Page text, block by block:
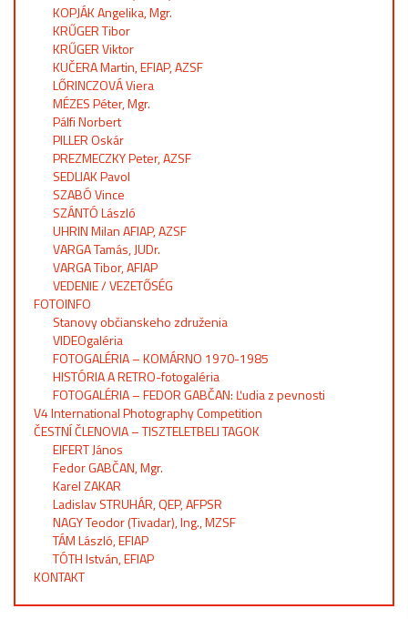
KOPJÁK Angelika, Mgr.
KRŰGER Tibor
KRŰGER Viktor
KUČERA Martin, EFIAP, AZSF
LŐRINCZOVÁ Viera
MÉZES Péter, Mgr.
Pálfi Norbert
PILLER Oskár
PREZMECZKY Peter, AZSF
SEDLIAK Pavol
SZABÓ Vince
SZÁNTÓ László
UHRIN Milan AFIAP, AZSF
VARGA Tamás, JUDr.
VARGA Tibor, AFIAP
VEDENIE / VEZETŐSÉG
FOTOINFO
Stanovy občianskeho združenia
VIDEOgaléria
FOTOGALÉRIA – KOMÁRNO 1970-1985
HISTÓRIA A RETRO-fotogaléria
FOTOGALÉRIA – FEDOR GABČAN: Ľudia z pevnosti
V4 International Photography Competition
ČESTNÍ ČLENOVIA – TISZTELETBELI TAGOK
EIFERT János
Fedor GABČAN, Mgr.
Karel ZAKAR
Ladislav STRUHÁR, QEP, AFPSR
NAGY Teodor (Tivadar), Ing., MZSF
TÁM László, EFIAP
TÓTH István, EFIAP
KONTAKT